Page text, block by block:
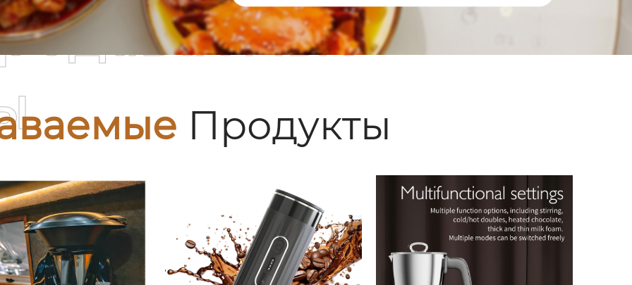
Продукты